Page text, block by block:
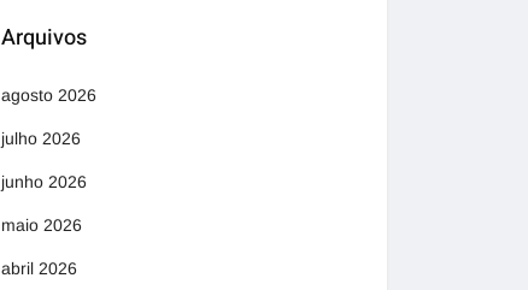
Arquivos
agosto 2026
julho 2026
junho 2026
maio 2026
abril 2026